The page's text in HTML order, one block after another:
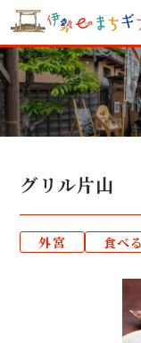
グリル片山
外宮 食べる